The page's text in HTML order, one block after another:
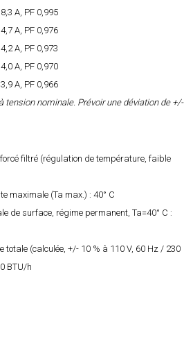
A, PF 0,995
A, PF 0,976
A, PF 0,973
A, PF 0,970
A, PF 0,966
tension nominale. Prévoir une déviation de +/-
filtré (régulation de température, faible
maximale (Ta max.) : 40° C
de surface, régime permanent, Ta=40° C :
totale (calculée, +/- 10 % à 110 V, 60 Hz / 230
BTU/h